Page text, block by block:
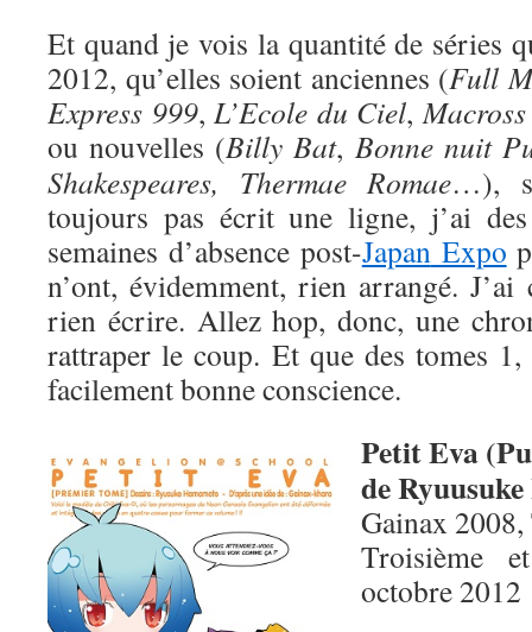
Et quand je vois la quantité de séries
2012, qu’elles soient anciennes (Full
Express 999, L’Ecole du Ciel,
ou nouvelles (Billy Bat, Bonne nuit
Shakespeares, Thermae Romae…),
toujours pas écrit une ligne, j’ai
semaines d’absence post-JapanExpo
n’ont, évidemment, rien arrangé.
rien écrire. Allez hop, donc, une
rattraper le coup. Et que des tomes
facilement bonne conscience.
Petit Eva
de
Gainax
Troisième
octobre 2012